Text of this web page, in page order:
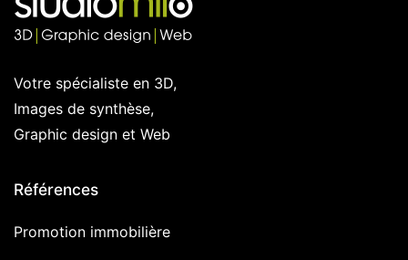
Votre spécialiste en 3D,
Images de synthèse,
Graphic design et Web
Références
Promotion immobilière